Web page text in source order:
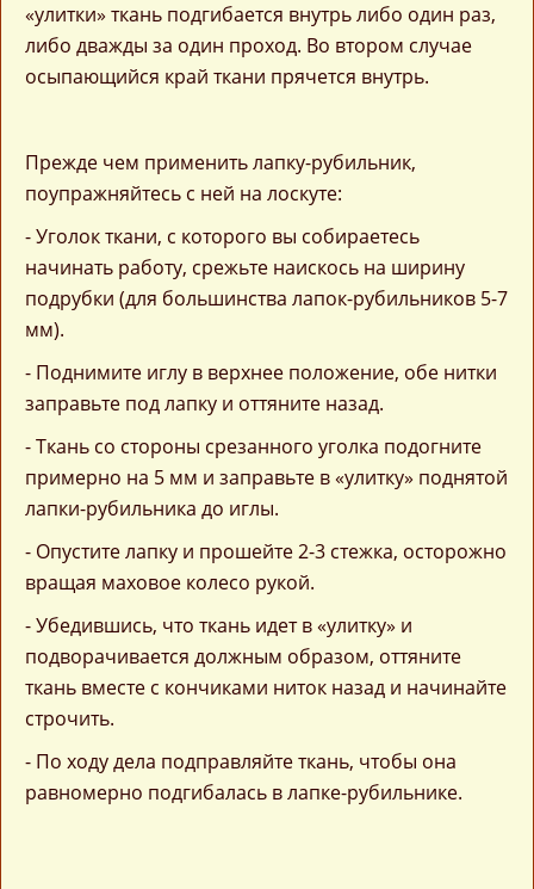
«улитки» ткань подгибается внутрь либо один раз,
либо дважды за один проход. Во втором случае
осыпающийся край ткани прячется внутрь.
Прежде чем применить лапку-рубильник,
поупражняйтесь с ней на лоскуте:
- Уголок ткани, с которого вы собираетесь
начинать работу, срежьте наискось на ширину
подрубки (для большинства лапок-рубильников 5-7
мм).
- Поднимите иглу в верхнее положение, обе нитки
заправьте под лапку и оттяните назад.
- Ткань со стороны срезанного уголка подогните
примерно на 5 мм и заправьте в «улитку» поднятой
лапки-рубильника до иглы.
- Опустите лапку и прошейте 2-3 стежка, осторожно
вращая маховое колесо рукой.
- Убедившись, что ткань идет в «улитку» и
подворачивается должным образом, оттяните
ткань вместе с кончиками ниток назад и начинайте
строчить.
- По ходу дела подправляйте ткань, чтобы она
равномерно подгибалась в лапке-рубильнике.